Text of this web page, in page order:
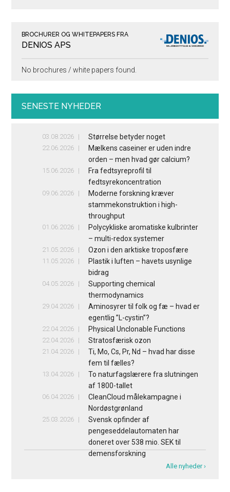
BROCHURER OG WHITEPAPERS FRA
DENIOS APS
No brochures / white papers found.
SENESTE NYHEDER
03.08.2026 Størrelse betyder noget
22.06.2026
Mælkens caseiner er uden indre
orden – men hvad gør calcium?
15.06.2026
Fra fedtsyreprofil til
fedtsyrekoncentration
09.06.2026
Moderne forskning kræver
stammekonstruktion i high-
throughput
01.06.2026
Polycykliske aromatiske kulbrinter
– multi-redox systemer
21.05.2026 Ozon i den arktiske troposfære
11.05.2026
Plastik i luften – havets usynlige
bidrag
04.05.2026
Supporting chemical
thermodynamics
29.04.2026
Aminosyrer til folk og fæ – hvad er
egentlig ”L-cystin”?
22.04.2026 Physical Unclonable Functions
22.04.2026 Stratosfærisk ozon
21.04.2026
Ti, Mo, Cs, Pr, Nd – hvad har disse
fem til fælles?
13.04.2026
To naturfagslærere fra slutningen
af 1800-tallet
06.04.2026
CleanCloud målekampagne i
Nordøstgrønland
25.03.2026
Svensk opfinder af
pengeseddelautomaten har
doneret over 538 mio. SEK til
demensforskning
Alle nyheder ›